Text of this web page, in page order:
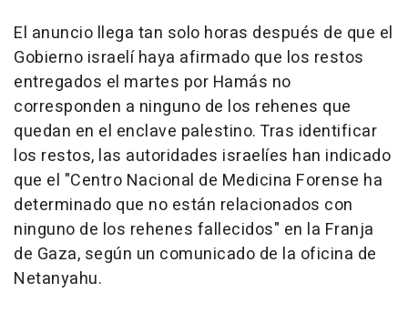
El anuncio llega tan solo horas después de que el
Gobierno israelí haya afirmado que los restos
entregados el martes por Hamás no
corresponden a ninguno de los rehenes que
quedan en el enclave palestino. Tras identificar
los restos, las autoridades israelíes han indicado
que el "Centro Nacional de Medicina Forense ha
determinado que no están relacionados con
ninguno de los rehenes fallecidos" en la Franja
de Gaza, según un comunicado de la oficina de
Netanyahu.